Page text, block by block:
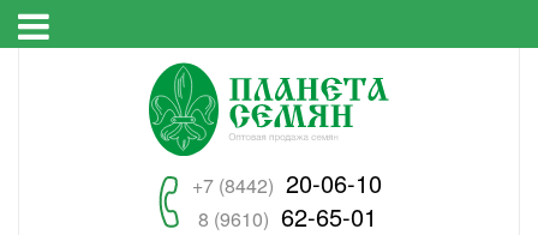
+7 (8442) 20-06-10
8 (9610) 62-65-01